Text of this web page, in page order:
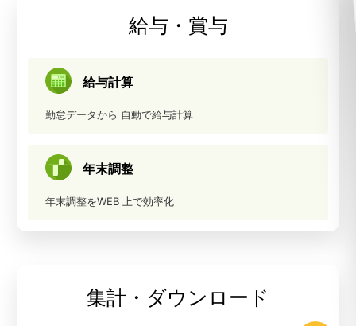
給与・賞与
給与計算
勤怠データから 自動で給与計算
年末調整
年末調整をWEB 上で効率化
集計・ダウンロード